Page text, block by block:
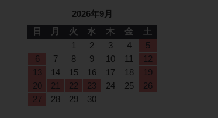
2026年9月
日
月 火 水 木 金
土
1
2 3 4
5
6
7 8 9 10 11
12
13
14 15 16 17 18
19
20
21 22 23 24 25
26
27
28 29 30